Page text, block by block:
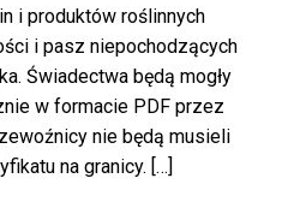
i produktów roślinnych
i pasz niepochodzących
Świadectwa będą mogły
w formacie PDF przez
nie będą musieli
na granicy. […]